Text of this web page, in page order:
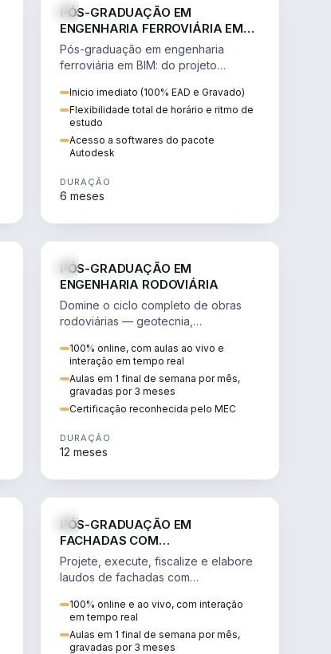
PÓS-GRADUAÇÃO EM
ENGENHARIA FERROVIÁRIA EM
BIM
Pós-graduação em engenharia
ferroviária em BIM: do projeto
superestrutura, drenagem e
sinalização.
Inicio imediato (100% EAD e Gravado)
Flexibilidade total de horário e ritmo de
estudo
Acesso a softwares do pacote
Autodesk
DURAÇÃO
6 meses
PÓS-GRADUAÇÃO EM
ENGENHARIA RODOVIÁRIA
Domine o ciclo completo de obras
rodoviárias — geotecnia,
drenagem, tráfego e contratos.
100% online, com aulas ao vivo e
interação em tempo real
Aulas em 1 final de semana por mês,
gravadas por 3 meses
Certificação reconhecida pelo MEC
DURAÇÃO
12 meses
PÓS-GRADUAÇÃO EM
FACHADAS COM
REVESTIMENTOS CERÂMICOS,
PINTURAS E TEXTURAS
Projete, execute, fiscalize e elabore
laudos de fachadas com
texturas conforme as NBRs.
100% online e ao vivo, com interação
em tempo real
Aulas em 1 final de semana por mês,
gravadas por 3 meses